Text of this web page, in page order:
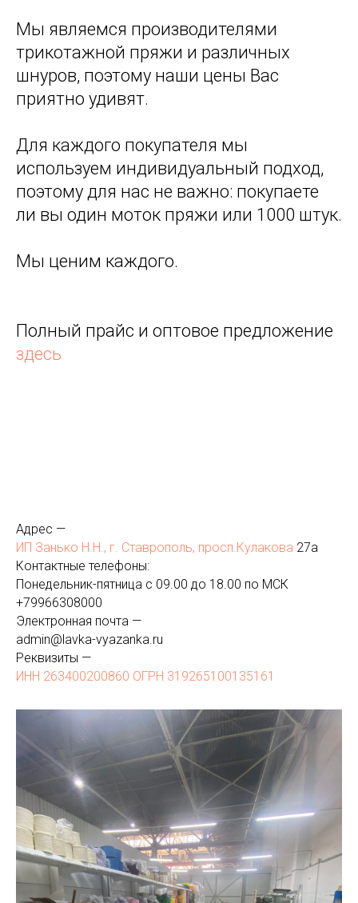
Мы являемся производителями
трикотажной пряжи и различных
шнуров, поэтому наши цены Вас
приятно удивят.
Для каждого покупателя мы
используем индивидуальный подход,
поэтому для нас не важно: покупаете
ли вы один моток пряжи или 1000 штук.
Мы ценим каждого.
Полный прайс и оптовое предложение
здесь
Адрес —
ИП Занько Н.Н., г. Ставрополь, просп.Кулакова 27а
Контактные телефоны:
Понедельник-пятница с 09.00 до 18.00 по МСК
+79966308000
Электронная почта —
admin@lavka-vyazanka.ru
Реквизиты —
ИНН 263400200860 ОГРН 319265100135161